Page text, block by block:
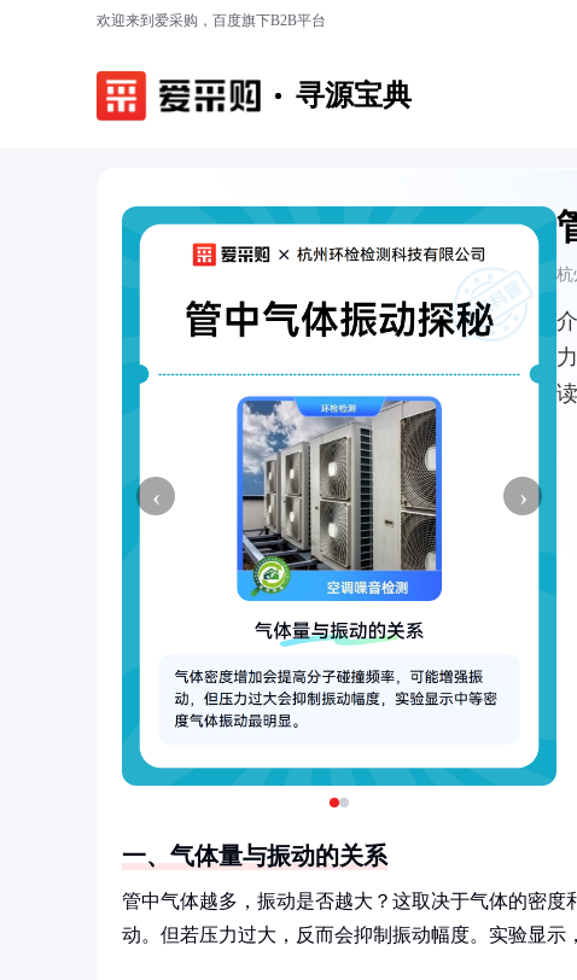
欢迎来到爱采购，百度旗下B2B平台
寻源宝典
‹ ›
杭
一、气体量与振动的关系
管中气体越多，振动是否越大？这取决于气体的密
动。但若压力过大，反而会抑制振动幅度。实验显示